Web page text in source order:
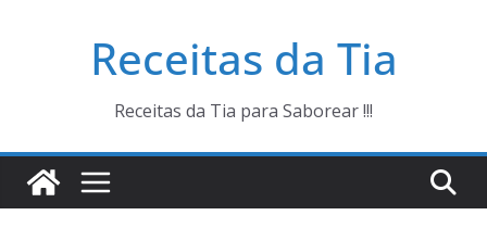
Receitas da Tia
Receitas da Tia para Saborear !!!